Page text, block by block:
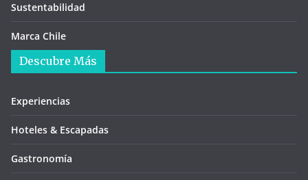
Sustentabilidad
Marca Chile
Descubre Más
Experiencias
Hoteles & Escapadas
Gastronomía